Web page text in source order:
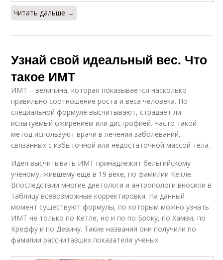
Читать дальше →
Узнай свой идеальный вес. Что
такое ИМТ
ИМТ – величина, которая показывается насколько
правильно соотношение роста и веса человека. По
специальной формуле высчитывают, страдает ли
испытуемый ожирением или дистрофией. Часто такой
метод используют врачи в лечении заболеваний,
связанных с избыточной или недостаточной массой тела.
Идея высчитывать ИМТ принадлежит бельгийскому
ученому, жившему еще в 19 веке, по фамилии Кетле.
Впоследствии многие диетологи и антропологи вносили в
таблицу всевозможные корректировки. На данный
момент существуют формулы, по которым можно узнать
ИМТ не только по Кетле, но и по по Броку, по Хамви, по
Креффу и по Девину. Такие названия они получили по
фамилии рассчитавших показатели ученых.